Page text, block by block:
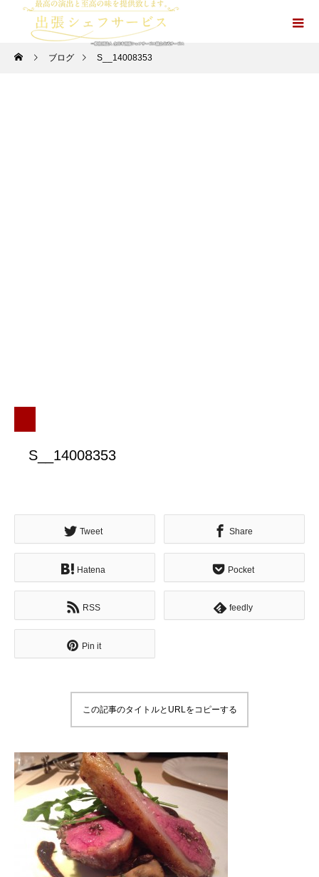
ブログ S__14008353
S__14008353
Tweet Share
Hatena Pocket
RSS feedly
Pin it
この記事のタイトルとURLをコピーする